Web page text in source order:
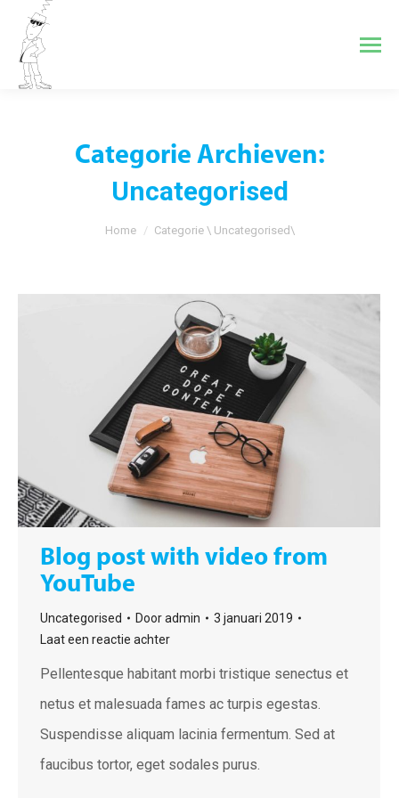
Categorie Archieven:
Uncategorised
Je bent hier:
Home Categorie \ Uncategorised\
Blog post with video from
YouTube
Uncategorised Dooradmin
3 januari 2019
Laat een reactie achter
Pellentesque habitant morbi tristique senectus et
netus et malesuada fames ac turpis egestas.
Suspendisse aliquam lacinia fermentum. Sed at
faucibus tortor, eget sodales purus.